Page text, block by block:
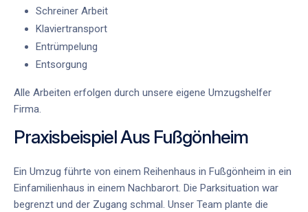
Schreiner Arbeit
Klaviertransport
Entrümpelung
Entsorgung
Alle Arbeiten erfolgen durch unsere eigene Umzugshelfer
Firma.
Praxisbeispiel Aus Fußgönheim
Ein Umzug führte von einem Reihenhaus in Fußgönheim in ein
Einfamilienhaus in einem Nachbarort. Die Parksituation war
begrenzt und der Zugang schmal. Unser Team plante die